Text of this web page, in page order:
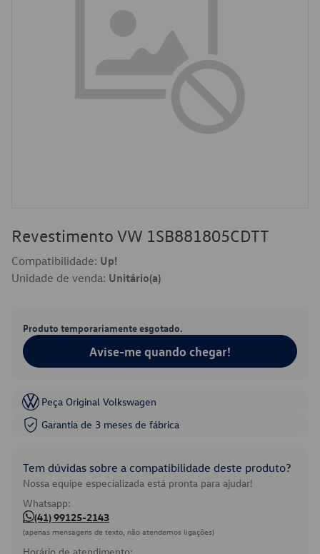
Revestimento VW 1SB881805CDTT
Compatibilidade: Up!
Unidade de venda: Unitário(a)
Produto temporariamente esgotado.
Avise-me quando chegar!
Peça Original Volkswagen
Garantia de 3 meses de fábrica
Tem dúvidas sobre a compatibilidade deste produto?
Nossa equipe especializada está pronta para ajudar!
Whatsapp:
(41) 99125-2143
(apenas mensagens de texto, não atendemos ligações)